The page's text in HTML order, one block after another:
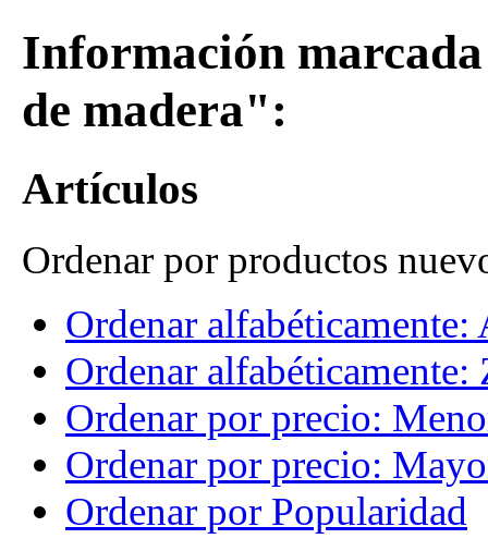
Información
de madera":
Artículos
Ordenar por productos
Ordenar alfabéticamente:
Ordenar alfabéticamente:
Ordenar por precio:
Ordenar por precio:
Ordenar por Popularidad